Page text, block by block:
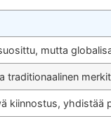
mutta
traditionaalinen
kiinnostus, yhdistää